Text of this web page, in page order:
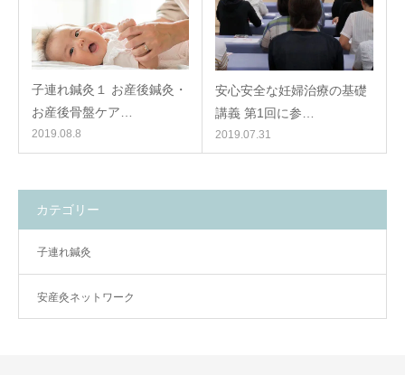
子連れ鍼灸１ お産後鍼灸・
お産後骨盤ケア…
2019.08.8
安心安全な妊婦治療の基礎
講義 第1回に参…
2019.07.31
カテゴリー
子連れ鍼灸
安産灸ネットワーク